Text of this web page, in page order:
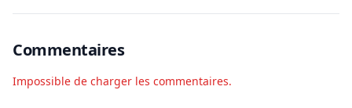
Commentaires
Impossible de charger les commentaires.